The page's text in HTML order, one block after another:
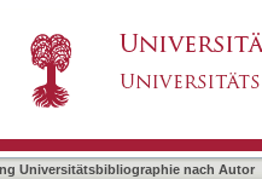
Universitätsbibliographie nach Autor